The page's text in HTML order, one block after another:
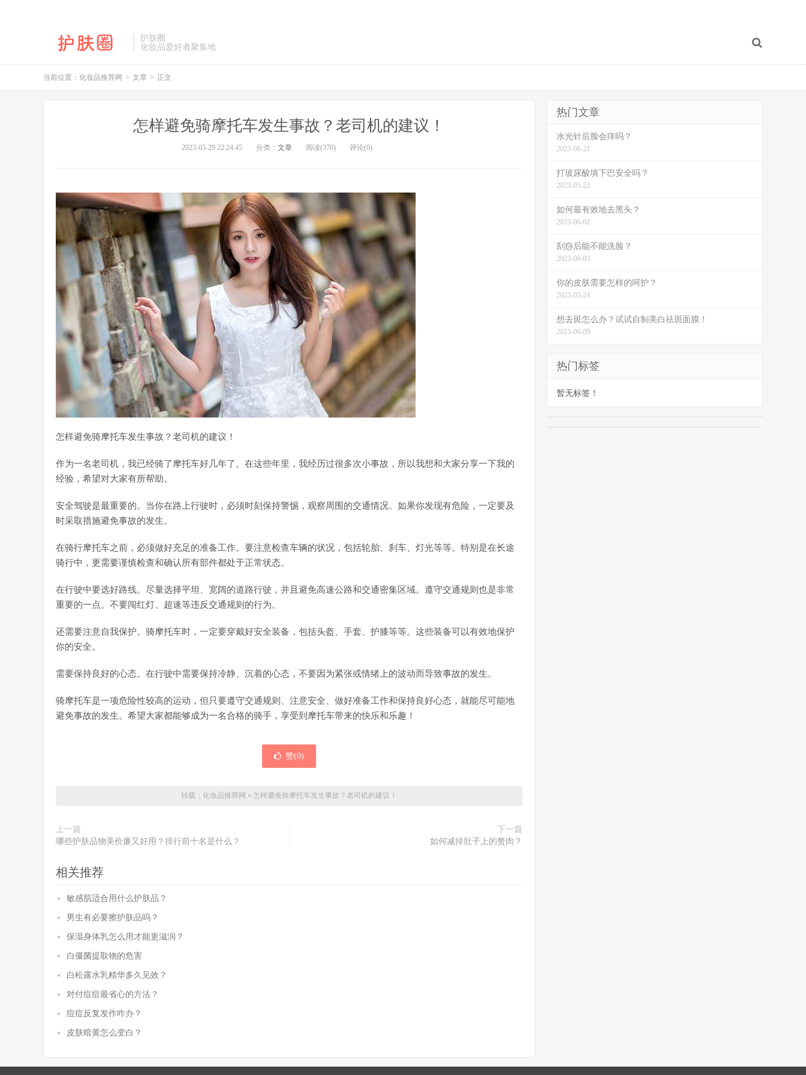
护肤圈
化妆品爱好者聚集地
当前位置： 化妆品推荐网 > 文章 > 正文
怎样避免骑摩托车发生事故？老司机的建议！
2023-05-29 22:24:45 分类： 文章 阅读(370) 评论(0)
怎样避免骑摩托车发生事故？老司机的建议！
作为一名老司机，我已经骑了摩托车好几年了。在这些年里，我经历过很多次小事故，所以我想和大家分享一下我的
经验，希望对大家有所帮助。
安全驾驶是最重要的。当你在路上行驶时，必须时刻保持警惕，观察周围的交通情况。如果你发现有危险，一定要及
时采取措施避免事故的发生。
在骑行摩托车之前，必须做好充足的准备工作。要注意检查车辆的状况，包括轮胎、刹车、灯光等等。特别是在长途
骑行中，更需要谨慎检查和确认所有部件都处于正常状态。
在行驶中要选好路线。尽量选择平坦、宽阔的道路行驶，并且避免高速公路和交通密集区域。遵守交通规则也是非常
重要的一点。不要闯红灯、超速等违反交通规则的行为。
还需要注意自我保护。骑摩托车时，一定要穿戴好安全装备，包括头盔、手套、护膝等等。这些装备可以有效地保护
你的安全。
需要保持良好的心态。在行驶中需要保持冷静、沉着的心态，不要因为紧张或情绪上的波动而导致事故的发生。
骑摩托车是一项危险性较高的运动，但只要遵守交通规则、注意安全、做好准备工作和保持良好心态，就能尽可能地
避免事故的发生。希望大家都能够成为一名合格的骑手，享受到摩托车带来的快乐和乐趣！
赞(0)
转载： 化妆品推荐网 » 怎样避免骑摩托车发生事故？老司机的建议！
上一篇
哪些护肤品物美价廉又好用？排行前十名是什么？
下一篇
如何减掉肚子上的赘肉？
相关推荐
敏感肌适合用什么护肤品？
男生有必要擦护肤品吗？
保湿身体乳怎么用才能更滋润？
白僵菌提取物的危害
白松露水乳精华多久见效？
对付痘痘最省心的方法？
痘痘反复发作咋办？
皮肤暗黄怎么变白？
热门文章
水光针后脸会痒吗？
2023-06-21
打玻尿酸填下巴安全吗？
2023-05-22
如何最有效地去黑头？
2023-06-02
刮痧后能不能洗脸？
2023-06-03
你的皮肤需要怎样的呵护？
2023-05-24
想去斑怎么办？试试自制美白祛斑面膜！
2023-06-09
热门标签
暂无标签！